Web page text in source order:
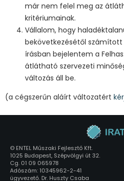
már nem felel meg az
kritériumainak.
Vállalom, hogy
bekövetkezésétől
írásban bejelentem a
átlátható szervezeti
változás áll be.
(a cégszerűn aláírt változatért
© ENTEL Műszaki Fejlesztő Kft.
1025 Budapest, Szépvölgyi út 32.
Cg. 01 09 065978
Adószám: 10345962-2-41
ügyvezető. Dr. Huszty Csaba